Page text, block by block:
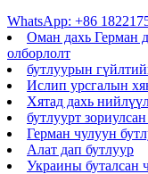
WhatsApp: +86
Оман дахь Герман
олборлолт
бутлуурын
Ислип урсгалын
Хятад дахь
бутлуурт
Герман чулуун
Алат дап бутлуур
Украины буталсан